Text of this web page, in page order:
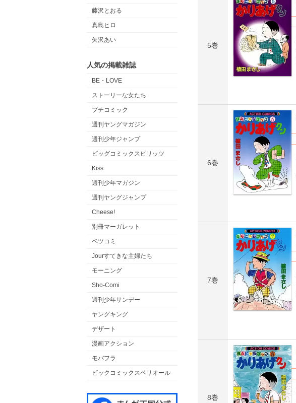
藤沢とおる
真島ヒロ
矢沢あい
人気の掲載雑誌
BE・LOVE
ストーリーな女たち
プチコミック
週刊ヤングマガジン
週刊少年ジャンプ
ビッグコミックスピリッツ
Kiss
週刊少年マガジン
週刊ヤングジャンプ
Cheese!
別冊マーガレット
ベツコミ
Jourすてきな主婦たち
モーニング
Sho-Comi
週刊少年サンデー
ヤングキング
デザート
漫画アクション
モバフラ
ビックコミックスペリオール
5巻
6巻
7巻
8巻